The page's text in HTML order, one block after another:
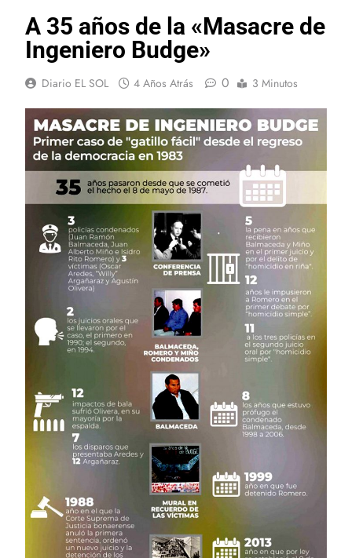
A 35 años de la «Masacre de
Ingeniero Budge»
Diario EL SOL 4 Años Atrás 0 3 Minutos